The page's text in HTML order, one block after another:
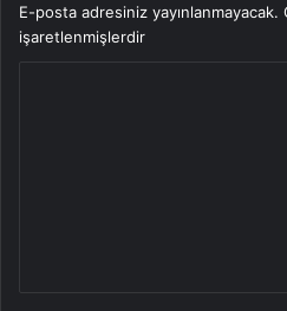
E-posta adresiniz yayınlanmayacak.
işaretlenmişlerdir